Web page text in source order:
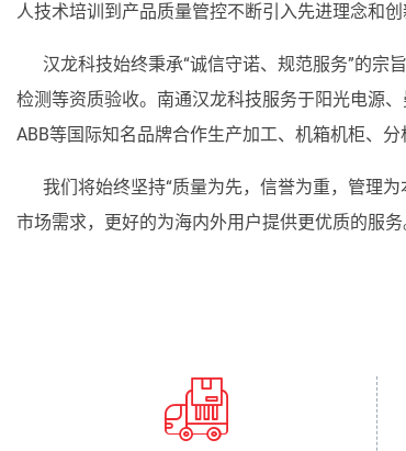
人技术培训到产品质量管控不断引入先进理念和
汉龙科技始终秉承“诚信守诺、规范服务”的宗
检测等资质验收。南通汉龙科技服务于阳光电源
ABB等国际知名品牌合作生产加工、机箱机柜、分
我们将始终坚持“质量为先，信誉为重，管理为
市场需求，更好的为海内外用户提供更优质的服务